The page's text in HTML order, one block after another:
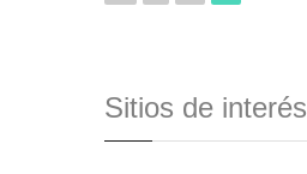
Sitios de interés